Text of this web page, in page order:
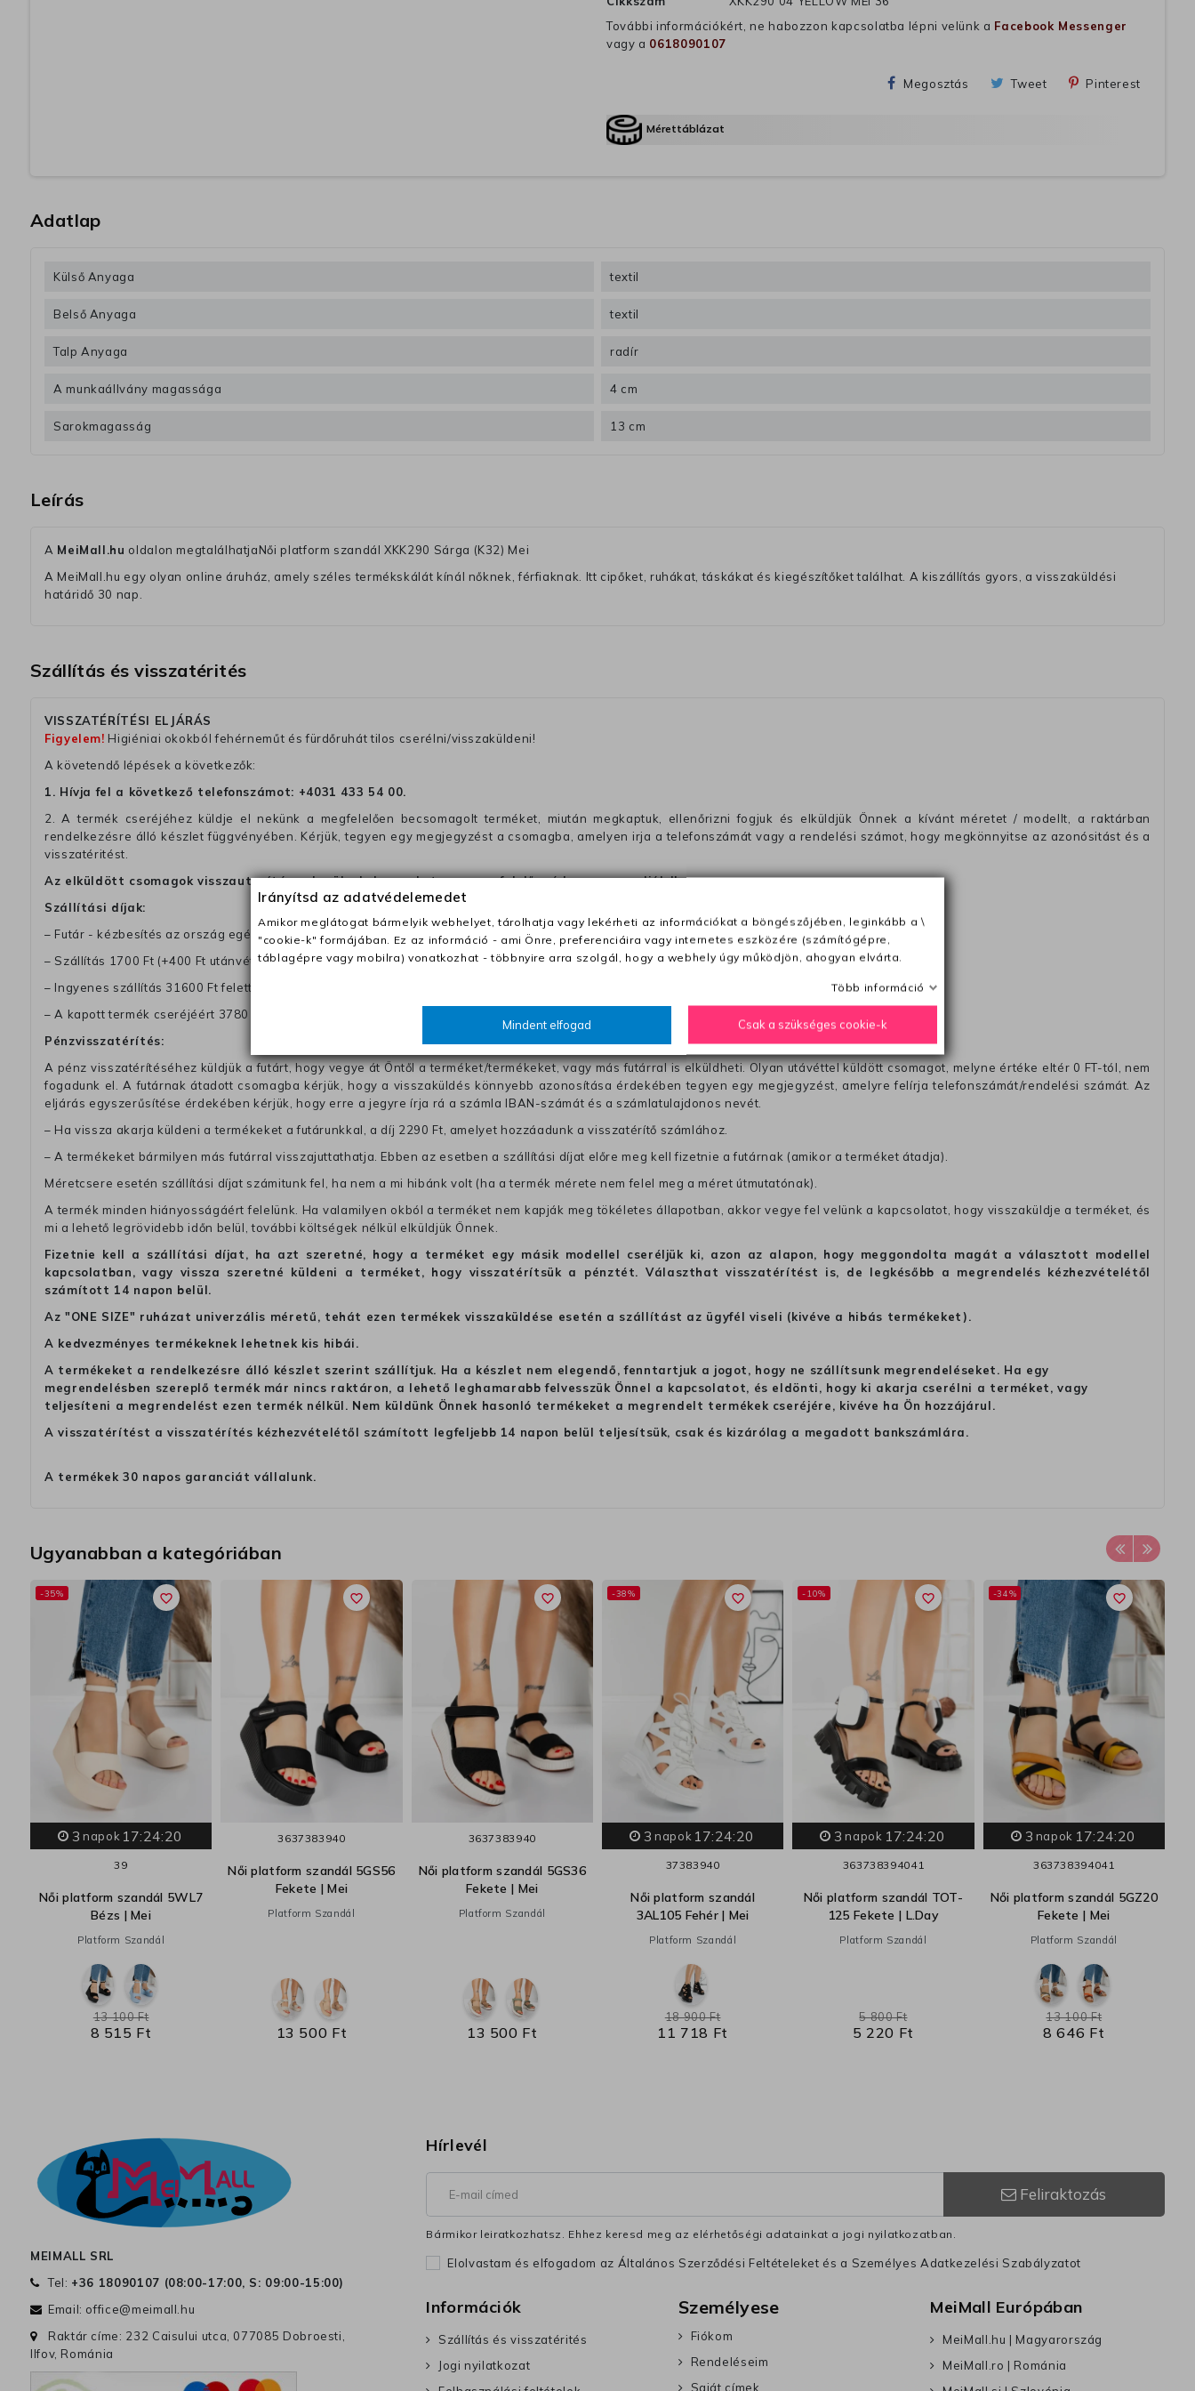
További információkért, ne habozzon kapcsolatba lépni velünk a Facebook Messenger
vagy a 0618090107
Megosztás Tweet Pinterest
Mérettáblázat
Adatlap
Külső Anyaga textil
Belső Anyaga textil
Talp Anyaga radír
A munkaállvány magassága 4 cm
Sarokmagasság 13 cm
Leírás
A MeiMall.hu oldalon megtalálhatjaNői platform szandál XKK290 Sárga (K32) Mei
A MeiMall.hu egy olyan online áruház, amely széles termékskálát kínál nőknek, férfiaknak. Itt cipőket, ruhákat, táskákat és kiegészítőket találhat. A kiszállítás gyors, a visszaküldési
határidő 30 nap.
Szállítás és visszatérités
VISSZATÉRÍTÉSI ELJÁRÁS
Figyelem! Higiéniai okokból fehérneműt és fürdőruhát tilos cserélni/visszaküldeni!
A követendő lépések a következők:
1. Hívja fel a következő telefonszámot: +4031 433 54 00.
2. A termék cseréjéhez küldje el nekünk a megfelelően becsomagolt terméket, miután megkaptuk, ellenőrizni fogjuk és elküldjük Önnek a kívánt méretet / modellt, a raktárban
rendelkezésre álló készlet függvényében. Kérjük, tegyen egy megjegyzést a csomagba, amelyen irja a telefonszámát vagy a rendelési számot, hogy megkönnyitse az azonósitást és a
visszatéritést.
Az elküldött csomagok visszautasításra kerülnek, ha ezeket nem megfelelő módon csomagolják !!
Szállítási díjak:
– Futár - kézbesítés az ország egész területén, 2-3 munkanapon belül a megrendelés e-mailben / sms-ben történő megerősítésétől számítva
– Szállítás 1700 Ft (+400 Ft utánvéttel)
– Ingyenes szállítás 31600 Ft feletti megrendeléseknél (+400 Ft utánvétte)
– A kapott termék cseréjéért 3780 Ft szállítási díjat számolunk fel (oda -vissza út)
Pénzvisszatérítés:
A pénz visszatérítéséhez küldjük a futárt, hogy vegye át Öntől a terméket/termékeket, vagy más futárral is elküldheti. Olyan utávéttel küldött csomagot, melyne értéke eltér 0 FT-tól, nem
fogadunk el. A futárnak átadott csomagba kérjük, hogy a visszaküldés könnyebb azonosítása érdekében tegyen egy megjegyzést, amelyre felírja telefonszámát/rendelési számát. Az
eljárás egyszerűsítése érdekében kérjük, hogy erre a jegyre írja rá a számla IBAN-számát és a számlatulajdonos nevét.
– Ha vissza akarja küldeni a termékeket a futárunkkal, a díj 2290 Ft, amelyet hozzáadunk a visszatérítő számlához.
– A termékeket bármilyen más futárral visszajuttathatja. Ebben az esetben a szállítási díjat előre meg kell fizetnie a futárnak (amikor a terméket átadja).
Méretcsere esetén szállítási díjat számitunk fel, ha nem a mi hibánk volt (ha a termék mérete nem felel meg a méret útmutatónak).
A termék minden hiányosságáért felelünk. Ha valamilyen okból a terméket nem kapják meg tökéletes állapotban, akkor vegye fel velünk a kapcsolatot, hogy visszaküldje a terméket, és
mi a lehető legrövidebb időn belül, további költségek nélkül elküldjük Önnek.
Fizetnie kell a szállítási díjat, ha azt szeretné, hogy a terméket egy másik modellel cseréljük ki, azon az alapon, hogy meggondolta magát a választott modellel
kapcsolatban, vagy vissza szeretné küldeni a terméket, hogy visszatérítsük a pénztét. Választhat visszatérítést is, de legkésőbb a megrendelés kézhezvételétől
számított 14 napon belül.
Az "ONE SIZE" ruházat univerzális méretű, tehát ezen termékek visszaküldése esetén a szállítást az ügyfél viseli (kivéve a hibás termékeket).
A kedvezményes termékeknek lehetnek kis hibái.
A termékeket a rendelkezésre álló készlet szerint szállítjuk. Ha a készlet nem elegendő, fenntartjuk a jogot, hogy ne szállítsunk megrendeléseket. Ha egy
megrendelésben szereplő termék már nincs raktáron, a lehető leghamarabb felvesszük Önnel a kapcsolatot, és eldönti, hogy ki akarja cserélni a terméket, vagy
teljesíteni a megrendelést ezen termék nélkül. Nem küldünk Önnek hasonló termékeket a megrendelt termékek cseréjére, kivéve ha Ön hozzájárul.
A visszatérítést a visszatérítés kézhezvételétől számított legfeljebb 14 napon belül teljesítsük, csak és kizárólag a megadott bankszámlára.
A termékek 30 napos garanciát vállalunk.
Ugyanabban a kategóriában
favorite_border
-35%
3 napok 17:24:19
39
Női platform szandál 5WL7
Bézs | Mei
Platform Szandál
8 515 Ft
13 100 Ft
favorite_border
3637383940
Női platform szandál 5GS56
Fekete | Mei
Platform Szandál
13 500 Ft
favorite_border
3637383940
Női platform szandál 5GS36
Fekete | Mei
Platform Szandál
13 500 Ft
favorite_border
-38%
3 napok 17:24:19
37383940
Női platform szandál
3AL105 Fehér | Mei
Platform Szandál
11 718 Ft
18 900 Ft
favorite_border
-10%
3 napok 17:24:19
363738394041
Női platform szandál TOT-
125 Fekete | L.Day
Platform Szandál
5 220 Ft
5 800 Ft
favorite_border
-34%
3 napok 17:24:19
363738394041
Női platform szandál 5GZ20
Fekete | Mei
Platform Szandál
8 646 Ft
13 100 Ft
MEIMALL SRL
Tel: +36 18090107 (08:00-17:00, S: 09:00-15:00)
Email: office@meimall.hu
Raktár címe: 232 Caisului utca, 077085 Dobroesti,
Ilfov, Románia
Hírlevél
Feliraktozás
Bármikor leiratkozhatsz. Ehhez keresd meg az elérhetőségi adatainkat a jogi nyilatkozatban.
Elolvastam és elfogadom az Általános Szerződési Feltételeket és a Személyes Adatkezelési Szabályzatot
Információk
Szállítás és visszatérités
Jogi nyilatkozat
Személyese
Fiókom
Rendeléseim
Saját címek
MeiMall Európában
MeiMall.hu | Magyarország
MeiMall.ro | Románia
Irányítsd az adatvédelemedet
Amikor meglátogat bármelyik webhelyet, tárolhatja vagy lekérheti az információkat a böngészőjében, leginkább a \
"cookie-k" formájában. Ez az információ - ami Önre, preferenciáira vagy internetes eszközére (számítógépre,
táblagépre vagy mobilra) vonatkozhat - többnyire arra szolgál, hogy a webhely úgy működjön, ahogyan elvárta.
Több információ
Mindent elfogad Csak a szükséges cookie-k